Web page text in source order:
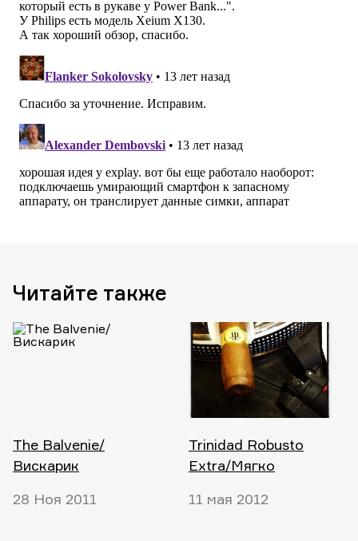
Читайте также
The Balvenie/
Вискарик
28 Ноя 2011
Trinidad Robusto
Extra/Мягко
11 мая 2012